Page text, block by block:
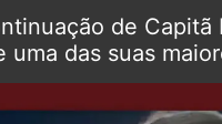
de
uma das suas